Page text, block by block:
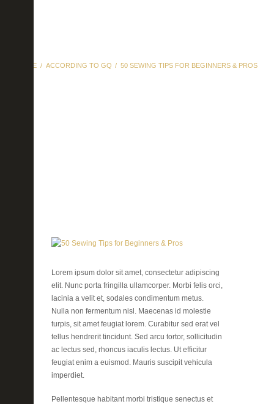
HOME ACCORDING TO GQ 50 SEWING TIPS FOR BEGINNERS & PROS
Lorem ipsum dolor sit amet, consectetur adipiscing
elit. Nunc porta fringilla ullamcorper. Morbi felis orci,
lacinia a velit et, sodales condimentum metus.
Nulla non fermentum nisl. Maecenas id molestie
turpis, sit amet feugiat lorem. Curabitur sed erat vel
tellus hendrerit tincidunt. Sed arcu tortor, sollicitudin
ac lectus sed, rhoncus iaculis lectus. Ut efficitur
feugiat enim a euismod. Mauris suscipit vehicula
imperdiet.
Pellentesque habitant morbi tristique senectus et